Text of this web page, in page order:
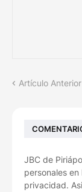
Artículo Anterior
JBC de
personales
privacidad.